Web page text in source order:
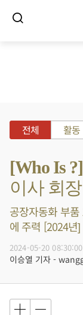
전체 활동
[Who Is
이사 회장
공장자동화 부
에 주력 [2024년]
2024-05-20 08:30:00
이승열 기자 -